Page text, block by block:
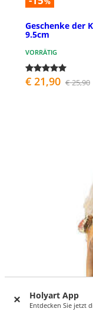
Holyart App
Entdecken Sie jetzt
Geschenke der
9.5cm
VORRÄTIG
€ 21,90 € 25,90